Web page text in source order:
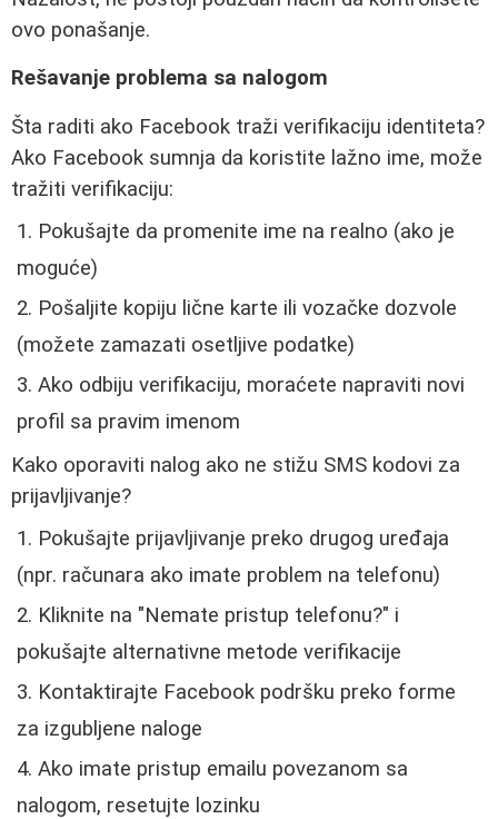
ovo ponašanje.
Rešavanje problema sa nalogom
Šta raditi ako Facebook traži verifikaciju identiteta?
Ako Facebook sumnja da koristite lažno ime, može
tražiti verifikaciju:
Pokušajte da promenite ime na realno (ako je
moguće)
Pošaljite kopiju lične karte ili vozačke dozvole
(možete zamazati osetljive podatke)
Ako odbiju verifikaciju, moraćete napraviti novi
profil sa pravim imenom
Kako oporaviti nalog ako ne stižu SMS kodovi za
prijavljivanje?
Pokušajte prijavljivanje preko drugog uređaja
(npr. računara ako imate problem na telefonu)
Kliknite na "Nemate pristup telefonu?" i
pokušajte alternativne metode verifikacije
Kontaktirajte Facebook podršku preko forme
za izgubljene naloge
Ako imate pristup emailu povezanom sa
nalogom, resetujte lozinku